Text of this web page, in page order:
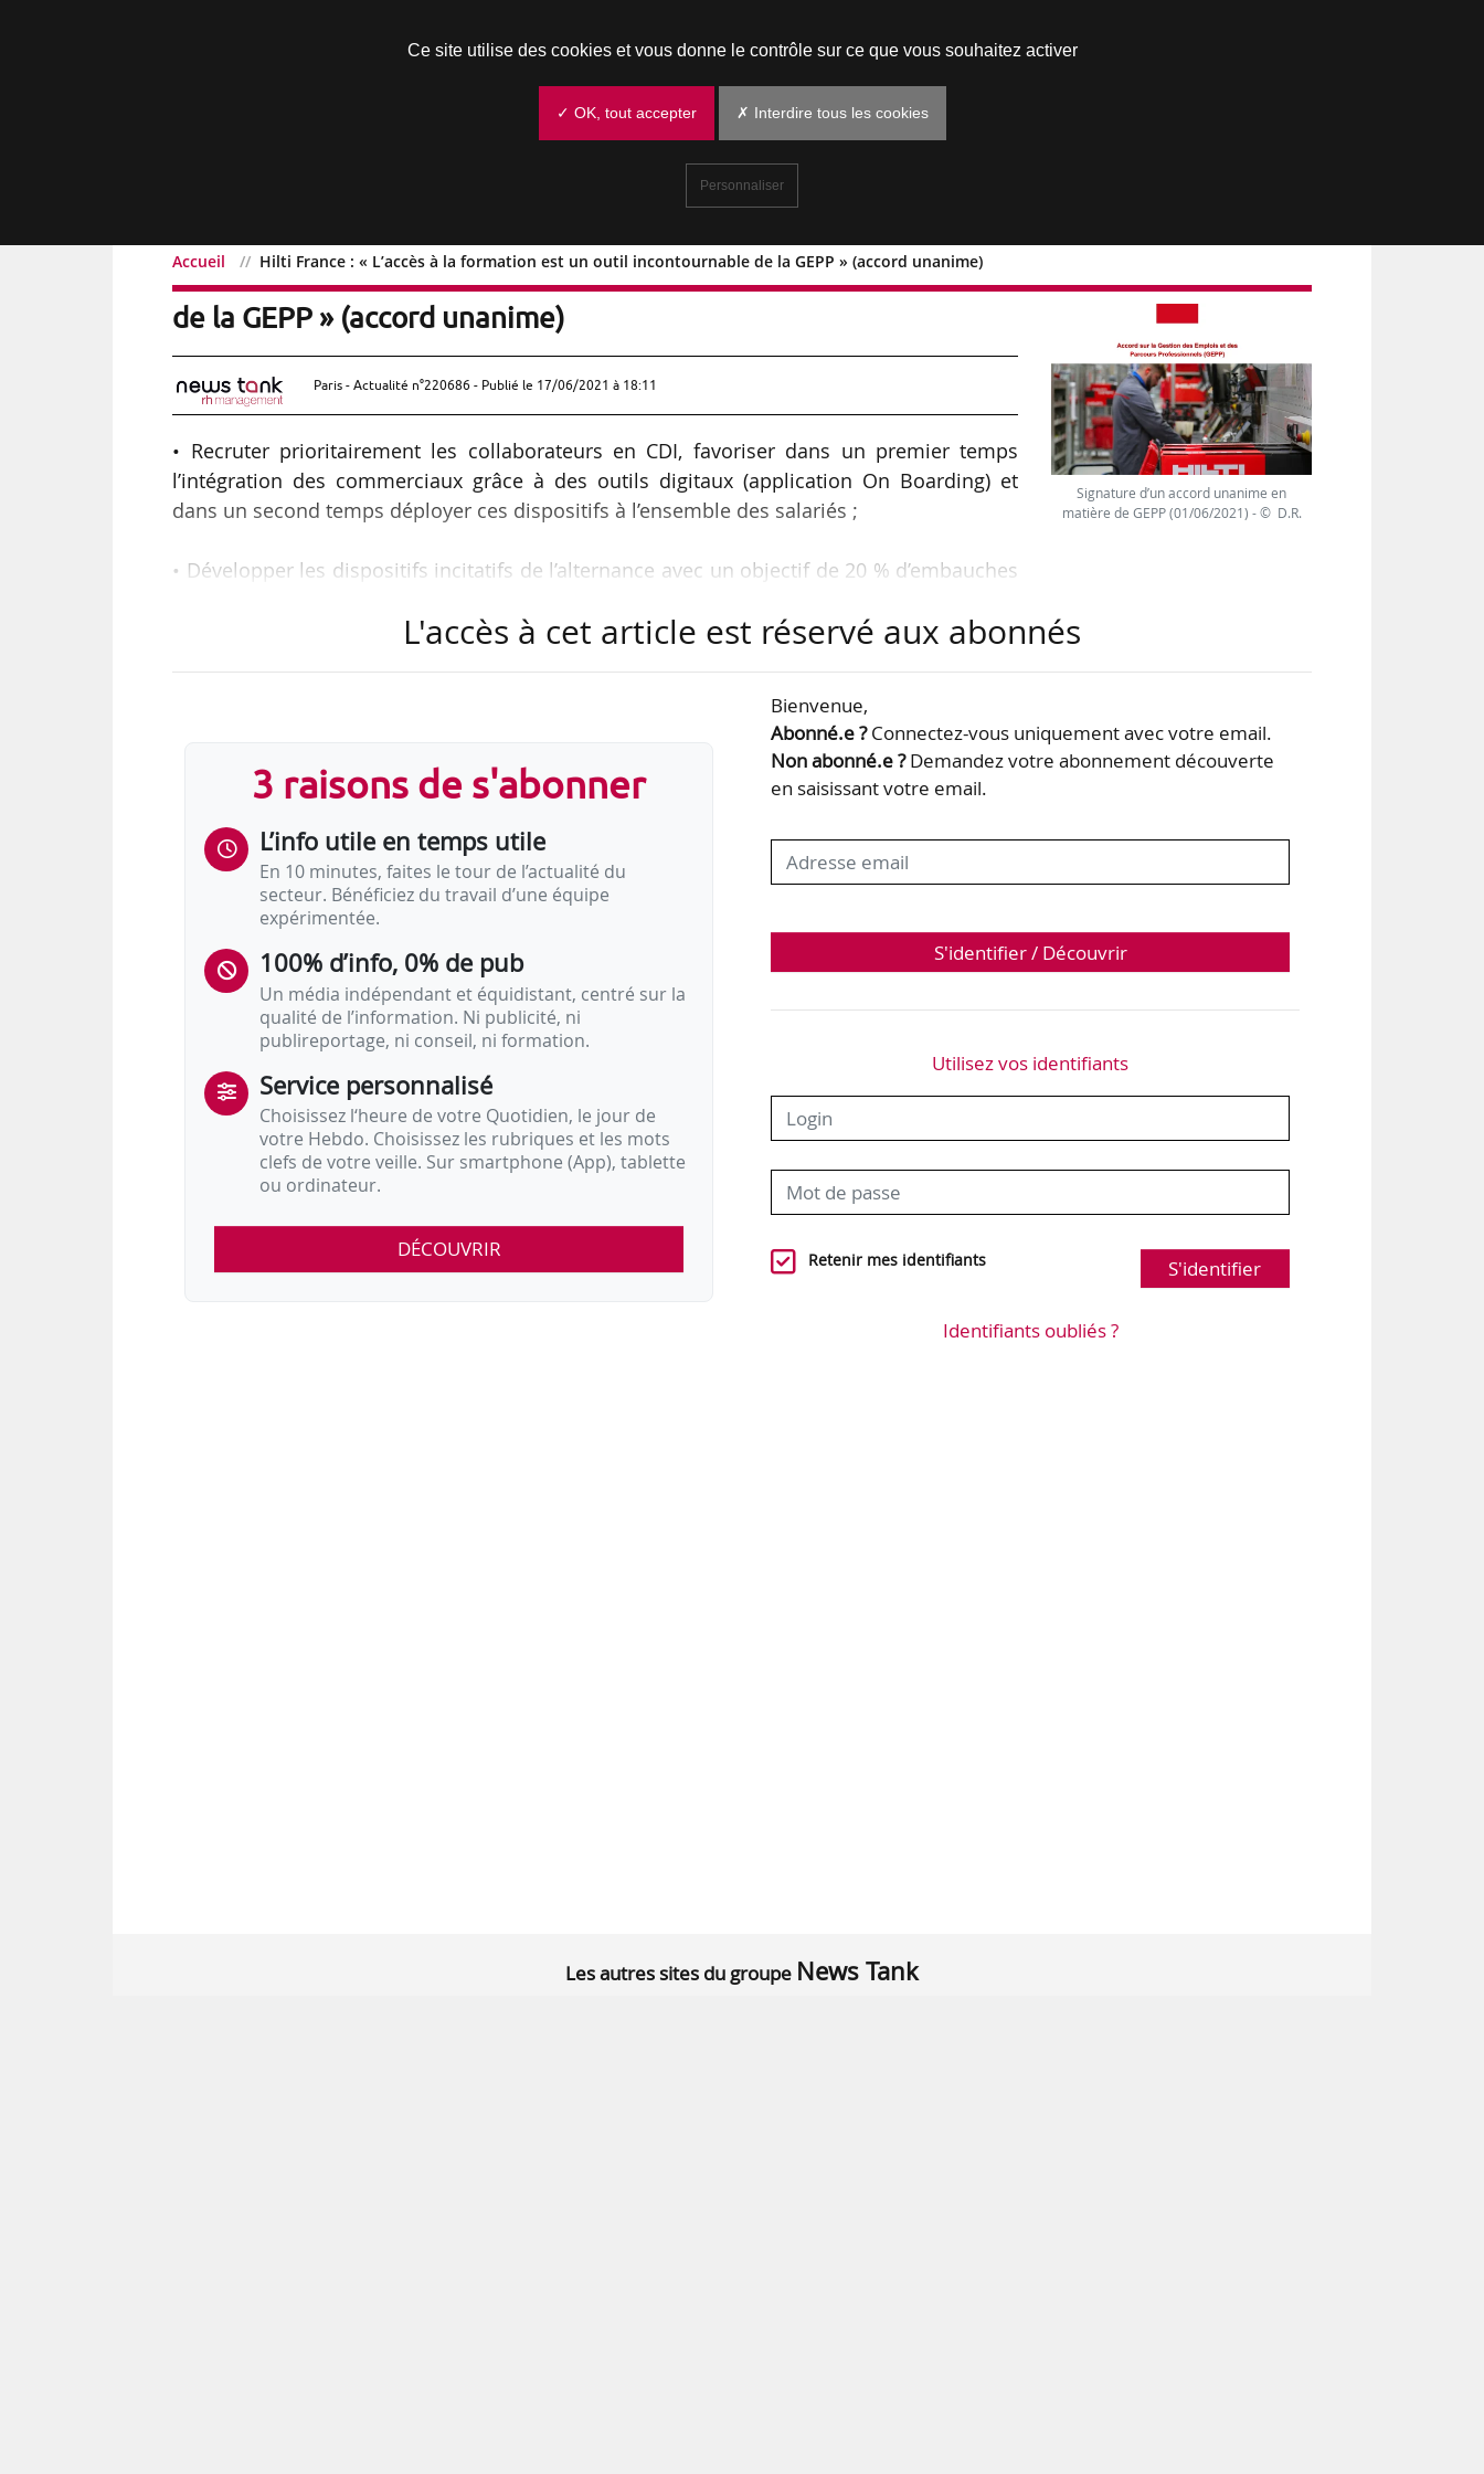
Accueil Hilti France : « L’accès à la formation est un outil incontournable de la GEPP » (accord unanime)
Hilti France : « L’accès à la formation est un outil incontournable
de la GEPP » (accord unanime)
Paris - Actualité n°220686 - Publié le 17/06/2021 à 18:11
• Recruter prioritairement les collaborateurs en CDI, favoriser dans un premier temps
l’intégration des commerciaux grâce à des outils digitaux (application On Boarding) et
dans un second temps déployer ces dispositifs à l’ensemble des salariés ;
• Développer les dispositifs incitatifs de l’alternance avec un objectif de 20 % d’embauches
handicap, de maintien des séniors dans l’emploi ;
transmettant l’expérience, les savoirs et les compétences au sein de Hilti France ;
• Favoriser la formation des salariés, outil incontournable de la GEPP, afin d’assurer leur
• Anticiper les…
Signature d’un accord unanime en
matière de GEPP (01/06/2021) - © D.R.
L'accès à cet article est réservé aux abonnés
3 raisons de s'abonner
L’info utile en temps utile
En 10 minutes, faites le tour de l’actualité du
secteur. Bénéficiez du travail d’une équipe
expérimentée.
100% d’info, 0% de pub
Un média indépendant et équidistant, centré sur la
qualité de l’information. Ni publicité, ni
publireportage, ni conseil, ni formation.
Service personnalisé
Choisissez l‘heure de votre Quotidien, le jour de
votre Hebdo. Choisissez les rubriques et les mots
clefs de votre veille. Sur smartphone (App), tablette
ou ordinateur.
DÉCOUVRIR
Bienvenue,
Abonné.e ?Connectez-vous uniquement avec votre email.
Non abonné.e ?Demandez votre abonnement découverte
en saisissant votre email.
S'identifier / Découvrir
Utilisez vos identifiants
Retenir mes identifiants S'identifier
Identifiants oubliés ?
Les autres sites du groupe News Tank
Ce site utilise des cookies et vous donne le contrôle sur ce que vous souhaitez activer
✓ OK, tout accepter ✗ Interdire tous les cookies
Personnaliser